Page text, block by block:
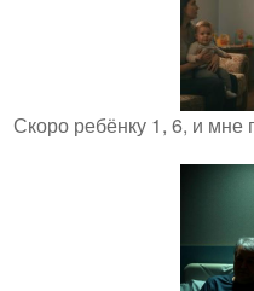
Скоро ребёнку 1, 6, и мне